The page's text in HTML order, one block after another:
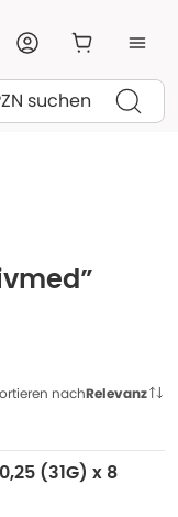
nachRelevanz
(31G) x 8